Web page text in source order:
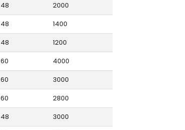
48
2000
48
1400
48
1200
60
4000
60
3000
60
2800
48
3000